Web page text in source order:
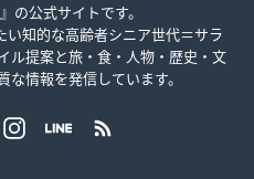
の公式サイトです。
い知的な高齢者シニア世代＝サラ
ル提案と旅・食・人物・歴史・文
情報を発信しています。